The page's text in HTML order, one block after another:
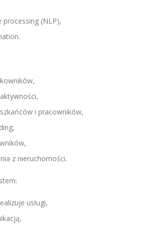
processing (NLP),
i pracowników,
z nieruchomości.
usługi,